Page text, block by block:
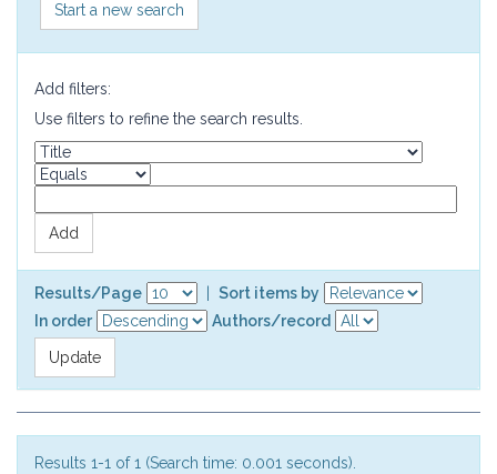
Start a new search
Add filters:
Use filters to refine the search results.
Results/Page
Sort items by
In order
Authors/record
Results 1-1 of 1 (Search time: 0.001 seconds).